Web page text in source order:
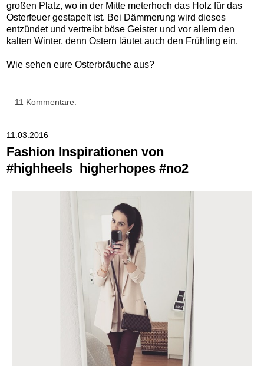
großen Platz, wo in der Mitte meterhoch das Holz für das
Osterfeuer gestapelt ist. Bei Dämmerung wird dieses
entzündet und vertreibt böse Geister und vor allem den
kalten Winter, denn Ostern läutet auch den Frühling ein.
Wie sehen eure Osterbräuche aus?
11 Kommentare:
11.03.2016
Fashion Inspirationen von
#highheels_higherhopes #no2